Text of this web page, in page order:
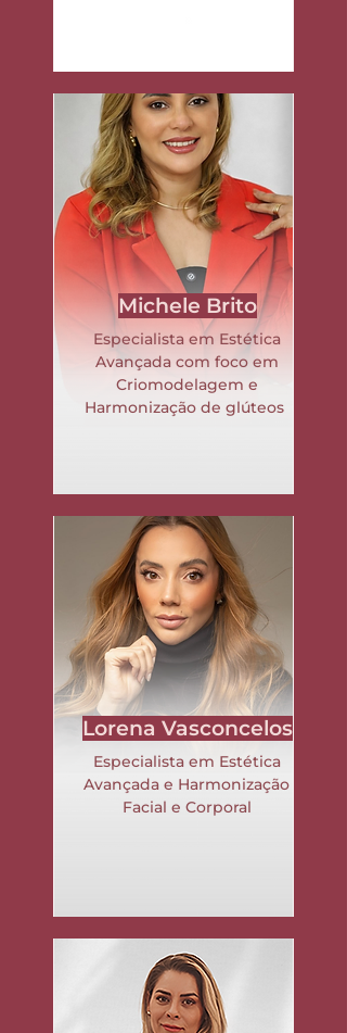
Michele Brito
Especialista em Estética
Avançada com foco em
Criomodelagem e
Harmonização de glúteos
Lorena Vasconcelos
Especialista em Estética
Avançada e Harmonização
Facial e Corporal